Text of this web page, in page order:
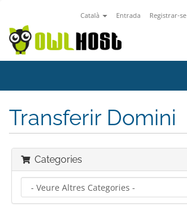
Català Entrada Registrar-se
Transferir Domini
Categories